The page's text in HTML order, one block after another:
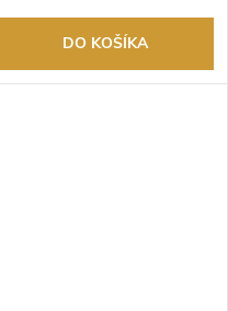
DO KOŠÍKA